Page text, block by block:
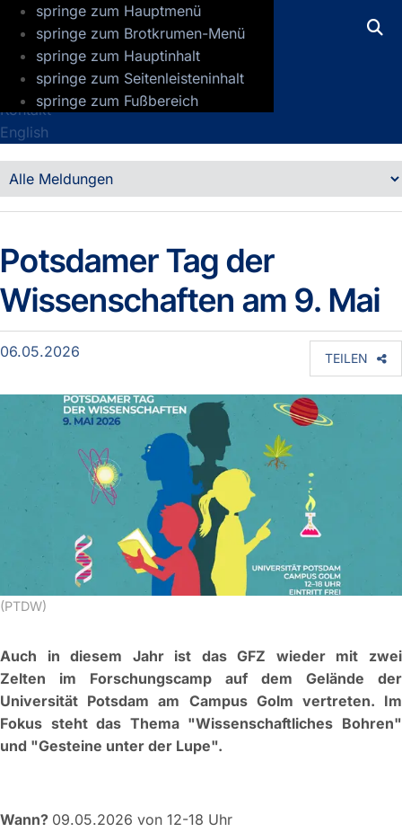
springe zum Hauptmenü
springe zum Brotkrumen-Menü
springe zum Hauptinhalt
springe zum Seitenleisteninhalt
springe zum Fußbereich
GFZ Helmholtz-Zentrum für
Presse
Jobs
Kontakt
English
Detailansicht
Potsdamer Tag der
Wissenschaften am 9. Mai
06.05.2026 TEILEN
(PTDW)
Auch in diesem Jahr ist das GFZ wieder mit zwei
Zelten im Forschungscamp auf dem Gelände der
Universität Potsdam am Campus Golm vertreten. Im
Fokus steht das Thema "Wissenschaftliches Bohren"
und "Gesteine unter der Lupe".
Wann? 09.05.2026 von 12-18 Uhr